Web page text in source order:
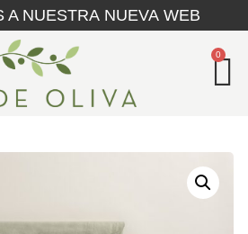
A NUESTRA NUEVA WEB
0